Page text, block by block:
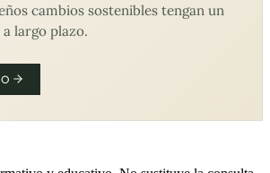
cambios sostenibles tengan un
largo plazo.